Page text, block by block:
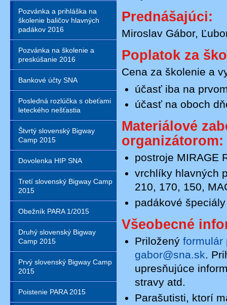
Pozvánka a prihláška na
školenie baličov hlavných
padákov 2016
Pozvánka na školenie a
preskúšanie 2016
Bankové účty SNA
Posledná rozlúčka s obeťami
leteckého nešťastia
Štvrtý slovenský Bigway
Camp 2015
Dovolenka HIP SNA
Tretí slovenský Bigway Camp
2015
Obežník PARA 1/2015
Druhý slovenský Bigway
Camp 2015
Prvý slovenský Bigway Camp
2015
Poistenie PARA 2015
Prednášajúci:
Miroslav Gábor,
Poplatok za
Cena za školenie a
účasť iba na
účasť na oboch
Materiálové
organizátorom:
postroje MIRAGE
vrchlíky hlavných
210, 170, 150,
padákové
Všeobecné
Priložený formulár
gabor@sna.sk.
upresňujúce
stravy atd.
Parašutisti, ktorí